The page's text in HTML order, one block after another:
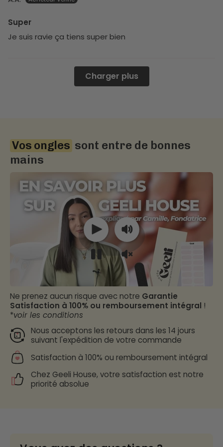
Super
Je suis ravie ça tiens super bien
Charger plus
Vos ongles sont entre de bonnes
mains
Ne prenez aucun risque avec notre Garantie
Satisfaction à 100% ou remboursement intégral !
*voir les conditions
Nous acceptons les retours dans les 14 jours
suivant l'expédition de votre commande
Satisfaction à 100% ou remboursement intégral
Chez Geeli House, votre satisfaction est notre
priorité absolue